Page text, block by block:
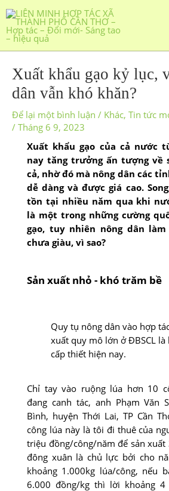
Xuất khẩu gạo kỷ lục,
dân vẫn khó khăn?
Để lại một bình luận / Khác, Tin tức
/ Tháng 6 9, 2023
Xuất khẩu gạo của cả nước
nay tăng trưởng ấn tượng về
cả, nhờ đó mà nông dân các
dễ dàng và được giá cao.
tồn tại nhiều năm qua khi
là một trong những cường
gạo, tuy nhiên nông dân
chưa giàu, vì sao?
Sản xuất nhỏ - khó trăm bề
Quy tụ nông dân vào hợp
xuất quy mô lớn ở ĐBSCL là
cấp thiết hiện nay.
Chỉ tay vào ruộng lúa hơn 10
đang canh tác, anh Phạm Văn
Bình, huyện Thới Lai, TP Cần
công lúa này là tôi đi thuê của
triệu đồng/công/năm để sản xuất
đông xuân là chủ lực bởi cho
khoảng 1.000kg lúa/công, nếu
6.000 đồng/kg thì lời khoảng 4